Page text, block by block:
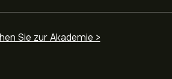
Sie zur Akademie >